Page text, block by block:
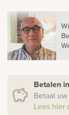
Betalen
Betaal
Lees hier